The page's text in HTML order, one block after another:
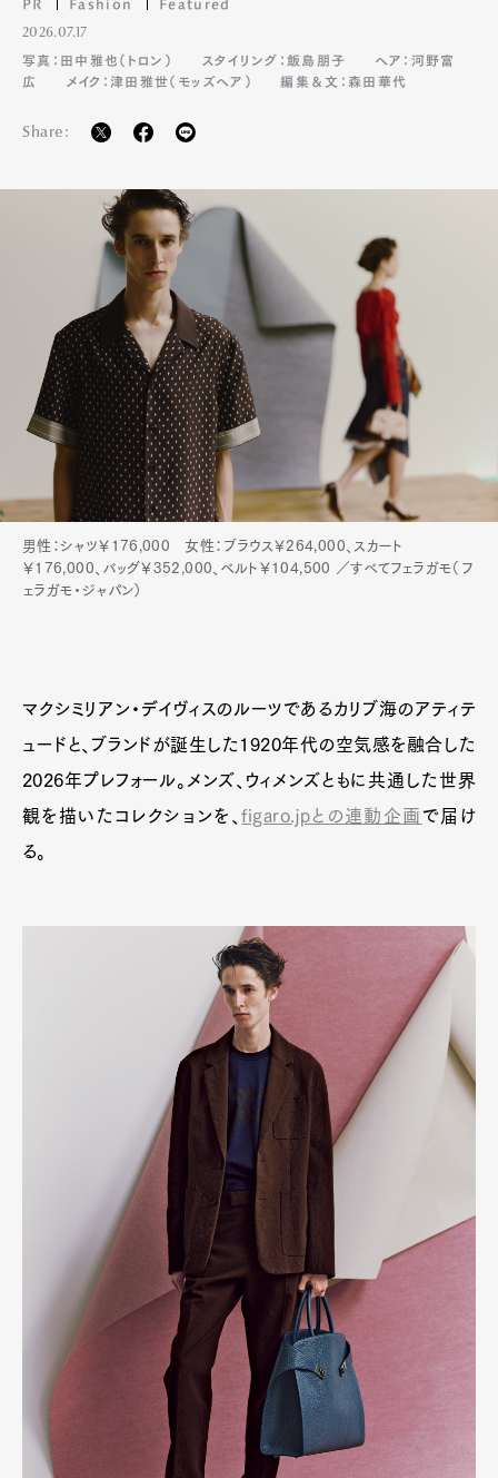
Art&Design Watch
Fashion
Gourmet
Product Culture Lifestyle
PR Fashion Featured
2026.07.17
写真：田中雅也（トロン）
スタイリング：飯島朋子
ヘア：河野富
広
メイク：津田雅世（モッズヘア） 編集＆文：森田華代
Share:
男性：シャツ￥176,000 女性：ブラウス￥264,000、スカート
￥176,000、バッグ￥352,000、ベルト￥104,500 ／すべてフェラガモ（フ
ェラガモ・ジャパン）
マクシミリアン・デイヴィスのルーツであるカリブ海のアティテ
ュードと、ブランドが誕生した1920年代の空気感を融合した
2026年プレフォール。メンズ、ウィメンズともに共通した世界
観を描いたコレクションを、figaro.jpとの連動企画 で届け
る。